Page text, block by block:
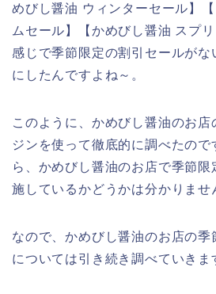
めびし醤油 ウィンターセール】
ムセール】【かめびし醤油 スプ
感じで季節限定の割引セールがな
にしたんですよね～。
このように、かめびし醤油のお店
ジンを使って徹底的に調べたの
ら、かめびし醤油のお店で季節限
施しているかどうかは分かりませ
なので、かめびし醤油のお店の季
については引き続き調べていきま